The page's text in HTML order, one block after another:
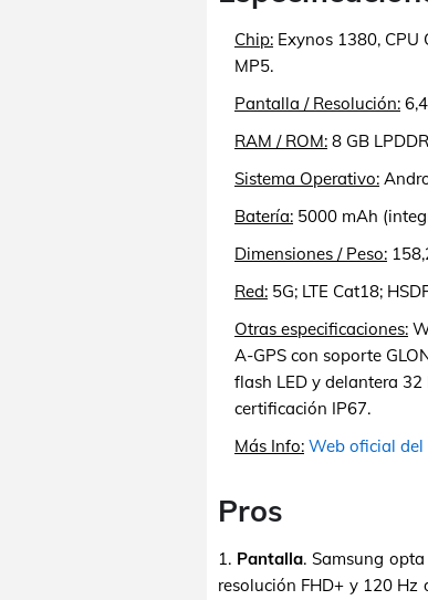
Chip: Exynos 1380,
MP5.
Pantalla / Resolución:
RAM / ROM: 8 GB
Sistema Operativo:
Batería: 5000 mAh
Dimensiones / Peso:
Red: 5G; LTE Cat18;
Otras especificaciones:
A-GPS con soporte
flash LED y delantera
certificación IP67.
Más Info: Web oficial del
Pros
1. Pantalla. Samsung
resolución FHD+ y 120 Hz